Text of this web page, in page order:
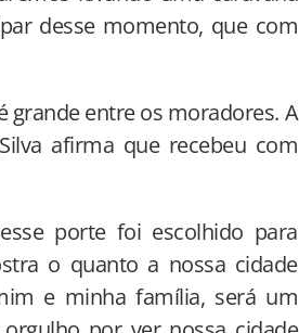
desse momento, que com
grande entre os moradores. A
afirma que recebeu com
porte foi escolhido para
o quanto a nossa cidade
e minha família, será um